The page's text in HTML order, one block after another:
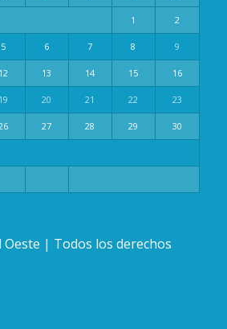
1 2
5 6 7 8 9
12 13 14 15 16
19 20 21 22 23
27 28 29 30
| Todos los derechos